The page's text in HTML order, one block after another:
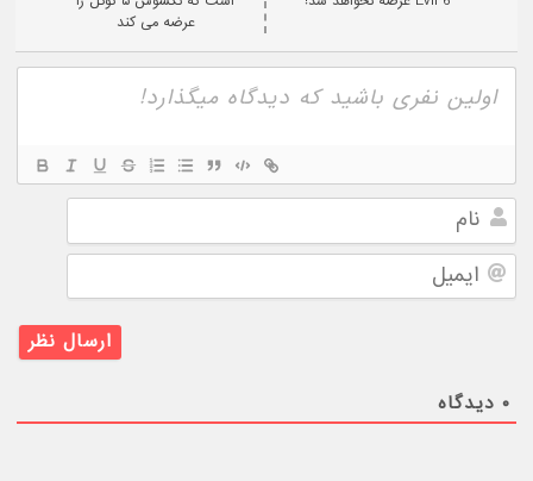
عرضه می کند
نام
ایمیل
۰ دیدگاه